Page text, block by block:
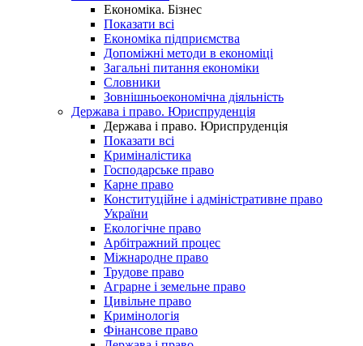
Економіка. Бізнес
Показати всі
Економіка підприємства
Допоміжні методи в економіці
Загальні питання економіки
Словники
Зовнішньоекономічна діяльність
Держава і право. Юриспруденція
Держава і право. Юриспруденція
Показати всі
Криміналістика
Господарське право
Карне право
Конституційне і адміністративне право
України
Екологічне право
Арбітражний процес
Міжнародне право
Трудове право
Аграрне і земельне право
Цивільне право
Кримінологія
Фінансове право